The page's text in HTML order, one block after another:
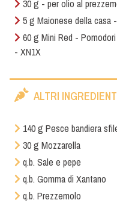
30 g - per olio al
5 g Maionese della casa
60 g Mini Red -
- XN1X
ALTRI
140 g Pesce bandiera
30 g Mozzarella
q.b. Sale e pepe
q.b. Gomma di Xantano
q.b. Prezzemolo